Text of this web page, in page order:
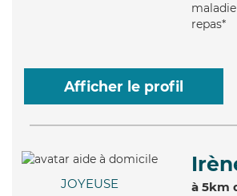
repas*
Afficher le profil
JOYEUSE à 5km